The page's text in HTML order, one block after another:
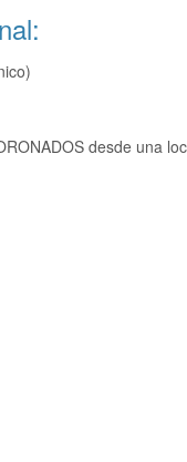
desde una